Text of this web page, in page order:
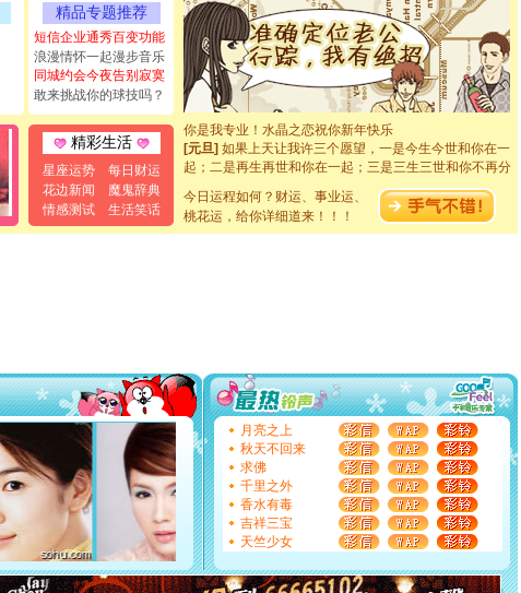
精品专题推荐
短信企业通秀百变功能
浪漫情怀一起漫步音乐
同城约会今夜告别寂寞
敢来挑战你的球技吗？
精彩生活
星座运势
每日财运
花边新闻
魔鬼辞典
情感测试
生活笑话
能正大光明地骚扰你,告诉你,圣诞要快乐!新年要快乐!天天
都要快乐噢!
[圣诞节]奉上一颗祝福的心,在这个特别的日子里,愿幸福,
如意,快乐,鲜花,一切美好的祝愿与你同在.圣诞快乐!
[元旦]看到你我会触电；看不到你我要充电；没有你我会
断电。爱你是我职业，想你是我事业，抱你是我特长，吻
你是我专业！水晶之恋祝你新年快乐
[元旦]如果上天让我许三个愿望，一是今生今世和你在一
起；二是再生再世和你在一起；三是三生三世和你不再分
离。水晶之恋祝你新年快乐
[元旦]当我狠下心扭头离去那一刻，你在我身后无助地哭
泣，这痛楚让我明白我多么爱你。我转身抱住你：这猪不
卖了。水晶之恋祝你新年快乐。
你太多，只有给你五千万：千万快乐！千万要健康！千万
要平安！千万要知足！千万不要忘记我！
[圣诞节]不只这样的日子才会想起你,而是这样的日子才
能正大光明地骚扰你,告诉你,圣诞要快乐!新年要快乐!天天
都要快乐噢!
[圣诞节]奉上一颗祝福的心,在这个特别的日子里,愿幸福,
如意,快乐,鲜花,一切美好的祝愿与你同在.圣诞快乐!
[元旦]
看到你我会触电；看不到你我要充电；没有你我会
断电。爱你是我职业，想你是我事业，抱你是我特长，吻
你是我专业！水晶之恋祝你新年快乐
[元旦]如果上天让我许三个愿望，一是今生今世和你在一
起；二是再生再世和你在一起；三是三生三世和你不再分
今日运程如何？财运、事业运、
桃花运，给你详细道来！！！
月亮之上
秋天不回来
求佛
千里之外
香水有毒
吉祥三宝
天竺少女